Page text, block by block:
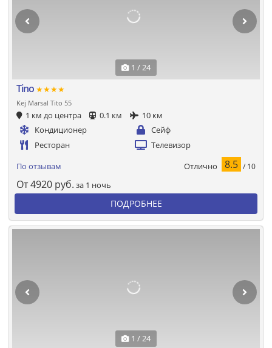
1 / 24
Tino ★★★★
Kej Marsal Tito 55
1 км до центра 0.1 км
10 км
Кондиционер
Сейф
Ресторан
Телевизор
По отзывам Отлично 8.5 / 10
От4920 руб. за 1 ночь
ПОДРОБНЕЕ
1 / 24